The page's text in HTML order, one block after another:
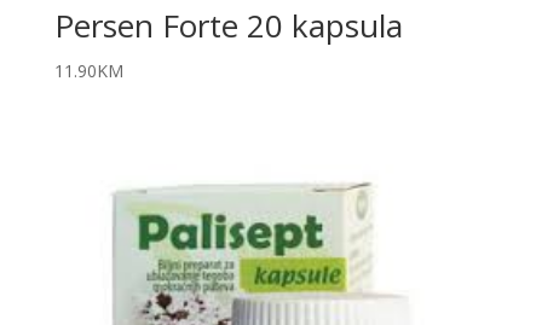
Persen Forte 20 kapsula
11.90KM